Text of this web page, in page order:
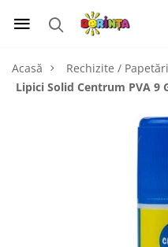
Acasă
Rechizite /
Lipici Solid Centrum PVA 9